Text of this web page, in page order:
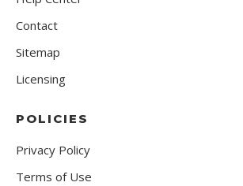
Contact
Sitemap
Licensing
POLICIES
Privacy Policy
Terms of Use